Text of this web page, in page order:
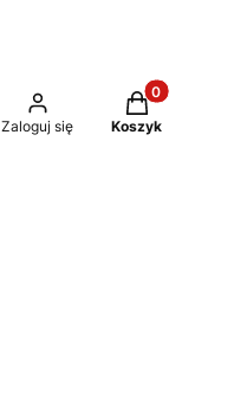
Zaloguj się
Produkty w
Koszyk